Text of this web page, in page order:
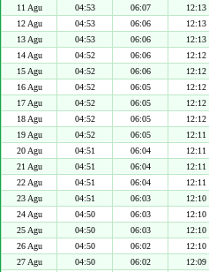
11 Agu
04:53 06:07 12:13
12 Agu
04:53 06:06 12:13
13 Agu
04:53 06:06 12:13
14 Agu
04:52 06:06 12:12
15 Agu
04:52 06:06 12:12
16 Agu
04:52 06:05 12:12
17 Agu
04:52 06:05 12:12
18 Agu
04:52 06:05 12:12
19 Agu
04:52 06:05 12:11
20 Agu
04:51 06:04 12:11
21 Agu
04:51 06:04 12:11
22 Agu
04:51 06:04 12:11
23 Agu
04:51 06:03 12:10
24 Agu
04:50 06:03 12:10
25 Agu
04:50 06:03 12:10
26 Agu
04:50 06:02 12:10
27 Agu
04:50 06:02 12:09